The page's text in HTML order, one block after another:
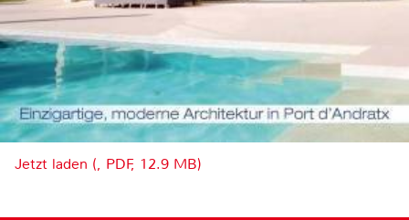
Jetzt laden (, PDF, 12.9 MB)